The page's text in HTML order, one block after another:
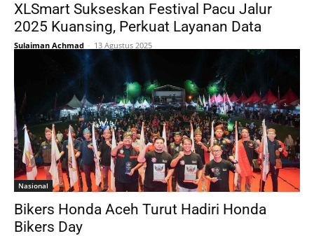
XLSmart Sukseskan Festival Pacu Jalur
2025 Kuansing, Perkuat Layanan Data
Sulaiman Achmad - 13 Agustus 2025
Nasional
Bikers Honda Aceh Turut Hadiri Honda
Bikers Day